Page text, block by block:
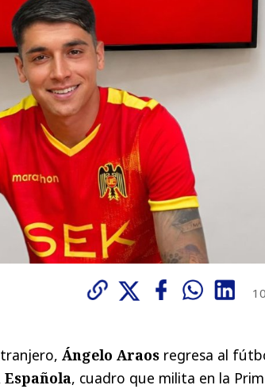
Ángelo Araos regresa al
, cuadro que milita en la